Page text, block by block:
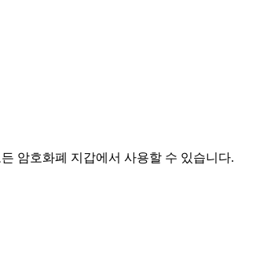
암호화폐 지갑에서 사용할 수 있습니다.